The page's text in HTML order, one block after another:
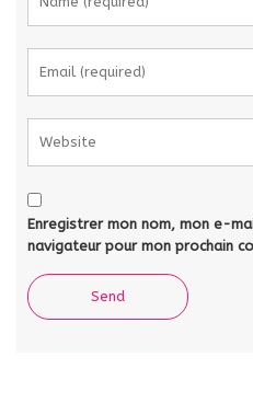
Enregistrer mon nom, mon e-
navigateur pour mon prochain